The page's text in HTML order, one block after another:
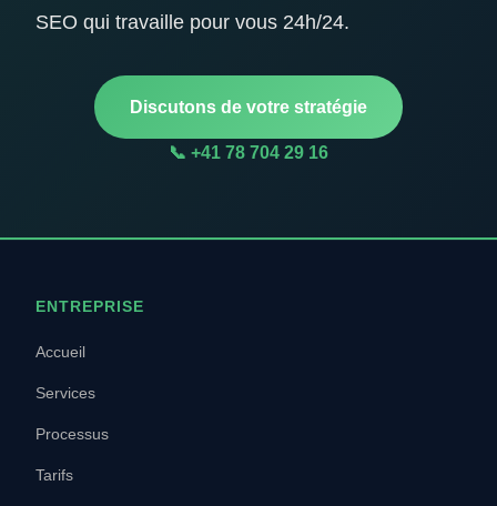
SEO qui travaille pour vous 24h/24.
Discutons de votre stratégie
📞 +41 78 704 29 16
ENTREPRISE
Accueil
Services
Processus
Tarifs